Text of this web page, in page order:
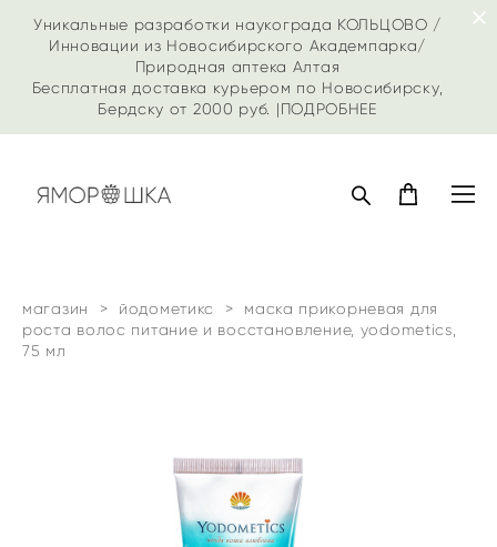
Уникальные разработки наукограда КОЛЬЦОВО /
Инновации из Новосибирского Академпарка/
Природная аптека Алтая
Бесплатная доставка курьером по Новосибирску,
Бердску от 2000 руб. |ПОДРОБНЕЕ
магазин > йодометикс >
маска прикорневая для
роста волос питание и восстановление, yodometics,
75 мл